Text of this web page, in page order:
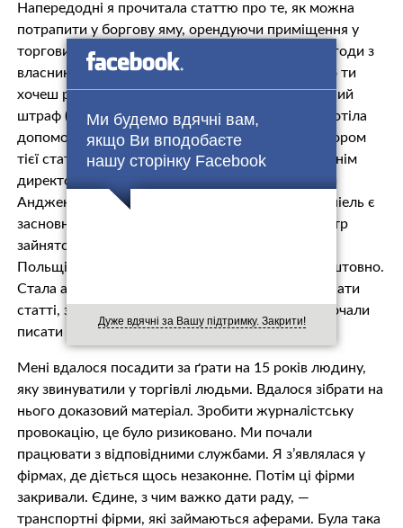
Ми будемо вдячні вам,
якщо Ви вподобаєте
нашу сторінку Facebook
Дуже вдячні за Вашу підтримку. Закрити!
Напередодні я прочитала статтю про те, як можна
потрапити у боргову яму, орендуючи приміщення у
торгових центрах. Торгові центри підписують угоди з
власниками магазинів дрібним шрифтом, і якщо ти
хочеш розірвати угоду, маєш сплатити величезний
штраф (в Україні, до речі, так само роблять). Я хотіла
допомогти Анджею і вирішила зустрітися з автором
тієї статті. Так я познайомилася зі своїм теперішнім
директором фірми, Даніелем. Хотіла допомогти
Анджею, а допомогла собі! Я дізналася, що Даніель є
засновником сайту, який діє як віртуальний центр
зайнятості. За допомогою цього сайту pоботу у
Польщі можна знайти без посередників і безкоштовно.
Стала адміністратором цього сайту. Почала писати
статті, зустрічатися з роботодавцями. До нас почали
писати українці, яких ошукали.
Мені вдалося посадити за ґрати на 15 років людину,
яку звинуватили у торгівлі людьми. Вдалося зібрати на
нього доказовий матеріал. Зробити журналістську
провокацію, це було ризиковано. Ми почали
працювати з відповідними службами. Я з’являлася у
фірмах, де діється щось незаконне. Потім ці фірми
закривали. Єдине, з чим важко дати раду, —
транспортні фірми, які займаються аферами. Була така